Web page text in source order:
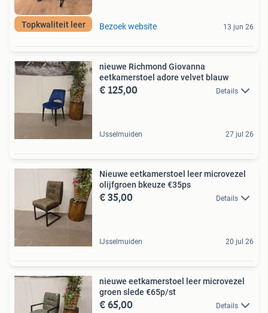
Topkwaliteit leer Bezoek website 13 jun 26
nieuwe Richmond Giovanna
eetkamerstoel adore velvet blauw
€ 125,00 Details
IJsselmuiden 27 jul 26
Nieuwe eetkamerstoel leer microvezel
olijfgroen bkeuze €35ps
€ 35,00 Details
IJsselmuiden 20 jul 26
nieuwe eetkamerstoel leer microvezel
groen slede €65p/st
€ 65,00 Details